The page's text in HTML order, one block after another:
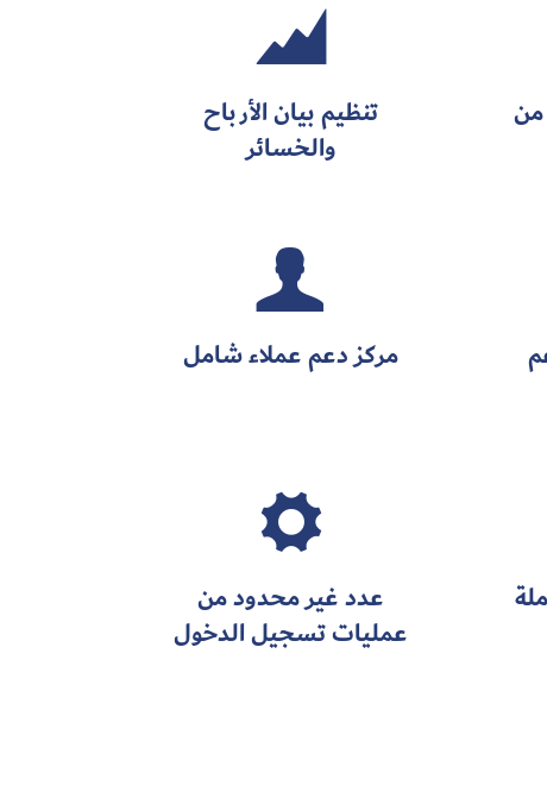

تنظيم بيان الأرباح
والخسائر

مركز دعم عملاء شامل

عدد غير محدود من
عمليات تسجيل الدخول